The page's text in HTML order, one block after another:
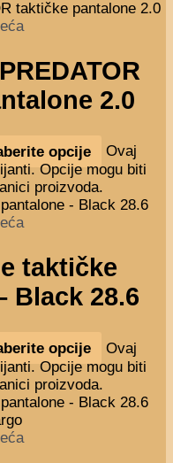
2.0
opcije
Ovaj
Opcije mogu biti
proizvoda.
taktičke
Black 28.6
opcije
Ovaj
Opcije mogu biti
proizvoda.